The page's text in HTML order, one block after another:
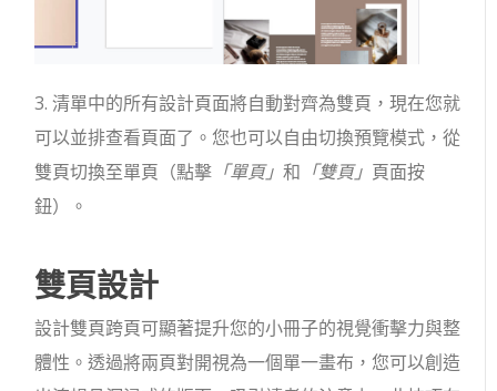
3. 清單中的所有設計頁面將自動對齊為雙頁，現在您就
可以並排查看頁面了。您也可以自由切換預覽模式，從
雙頁切換至單頁（點擊 「單頁」和 「雙頁」 頁面按
鈕）。
雙頁設計
設計雙頁跨頁可顯著提升您的小冊子的視覺衝擊力與整
體性。透過將兩頁對開視為一個單一畫布，您可以創造